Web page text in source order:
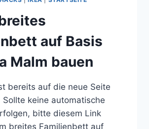
auf Basis
Malm bauen
bereits auf die neue Seite
Sollte keine automatische
bitte diesem Link
breites Familienbett auf